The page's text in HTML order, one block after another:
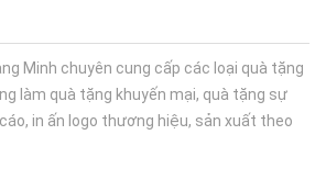
Minh chuyên cung cấp các loại quà tặng
làm quà tặng khuyến mại, quà tặng sự
in ấn logo thương hiệu, sản xuất theo